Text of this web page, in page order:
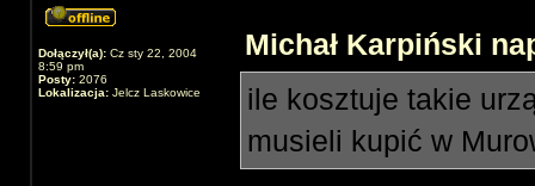
Dołączył(a): Cz sty 22, 2004
8:59 pm
Posty: 2076
Lokalizacja: Jelcz Laskowice
Michał Karpiński
ile kosztuje takie
musieli kupić w